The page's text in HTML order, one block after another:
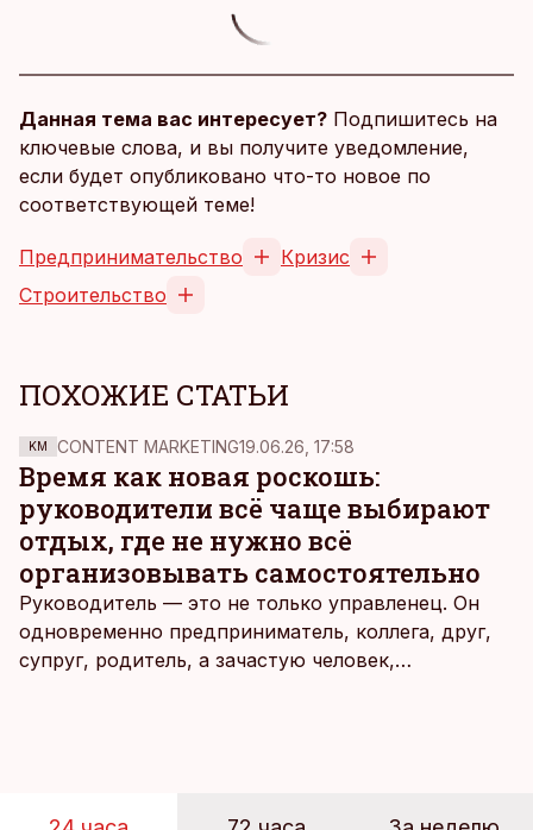
Данная тема вас интересует? Подпишитесь на
ключевые слова, и вы получите уведомление,
если будет опубликовано что-то новое по
соответствующей теме!
Предпринимательство
Кризис
Строительство
ПОХОЖИЕ СТАТЬИ
KM CONTENT MARKETING19.06.26, 17:58
Время как новая роскошь:
руководители всё чаще выбирают
отдых, где не нужно всё
организовывать самостоятельно
Руководитель — это не только управленец. Он
одновременно предприниматель, коллега, друг,
супруг, родитель, а зачастую человек,